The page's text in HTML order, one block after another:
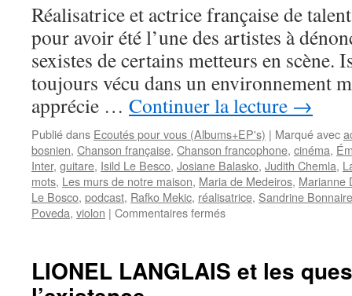
Réalisatrice et actrice française de
pour avoir été l’une des artistes à
sexistes de certains metteurs en scène.
toujours vécu dans un environnement
apprécie … Continuer la lecture →
Publié dans Ecoutés pour vous (Albums+EP's) | Marqué avec
bosnien, Chanson française, Chanson francophone, cinéma,
Inter, guitare, Isild Le Besco, Josiane Balasko, Judith Chemla,
mots, Les murs de notre maison, Maria de Medeiros, Marianne
Le Bosco, podcast, Rafko Mekic, réalisatrice, Sandrine Bonnaire
Poveda, violon | Commentaires ferméssur
Le
LIONEL LANGLAIS et les